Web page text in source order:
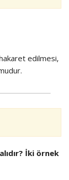
edilmesi,
İki örnek